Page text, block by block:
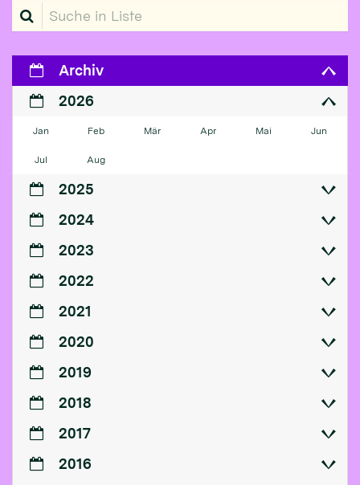
Suche in Liste
Archiv
2026
Jan Feb Mär Apr Mai Jun
Jul Aug
2025
2024
2023
2022
2021
2020
2019
2018
2017
2016